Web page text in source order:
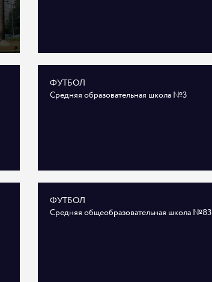
ФУТБОЛ
Средняя образовательная школа №3
ФУТБОЛ
Средняя общеобразовательная школа №83